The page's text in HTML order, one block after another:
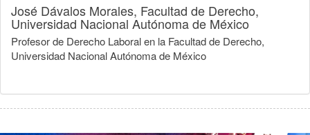
José Dávalos Morales, Facultad de Derecho,
Universidad Nacional Autónoma de México
Profesor de Derecho Laboral en la Facultad de Derecho,
Universidad Nacional Autónoma de México